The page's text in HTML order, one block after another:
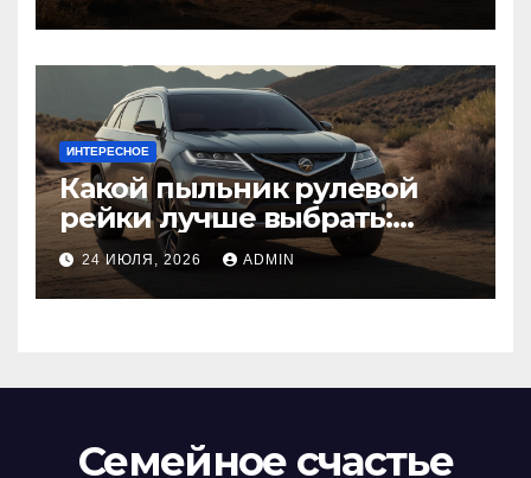
ИНТЕРЕСНОЕ
Какой пыльник рулевой
рейки лучше выбрать:
оригинальный или аналог,
резина или полиуретан
24 ИЮЛЯ, 2026 ADMIN
Семейное счастье